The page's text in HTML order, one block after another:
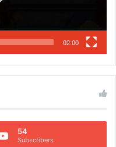
02:00
54
Subscribers